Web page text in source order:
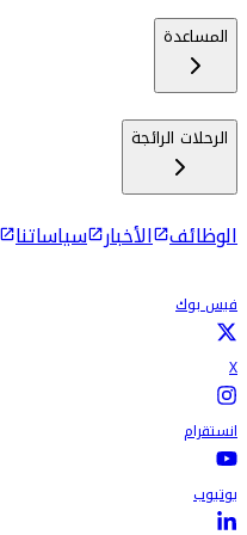
المساعدة
الرحلات الرائجة
الوظائف الأخبار سياساتنا
فيس بوك
X
انستقرام
يوتيوب